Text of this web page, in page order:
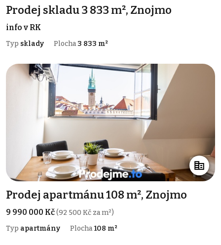
Prodej skladu 3 833 m², Znojmo
info v RK
Typ sklady Plocha 3 833 m²
Prodej apartmánu 108 m², Znojmo
9 990 000 Kč(92 500 Kč za m²)
Typ apartmány Plocha108 m²